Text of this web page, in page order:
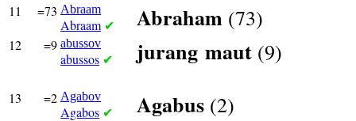
11 =73 Abraam
Abraam ✔ Abraham (73)
12 =9 abussov
abussos ✔ jurang maut (9)
13 =2 Agabov
Agabos ✔ Agabus (2)